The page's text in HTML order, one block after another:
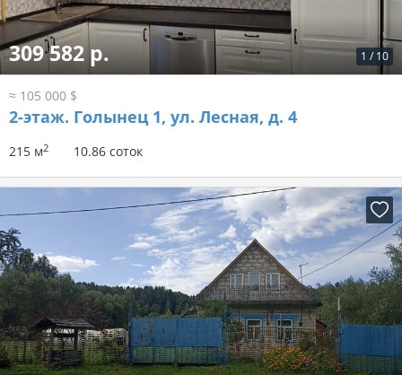
1 / 10
309 582 р.
≈ 105 000 $
2-этаж. Голынец 1, ул. Лесная, д. 4
215 м2 10.86 соток